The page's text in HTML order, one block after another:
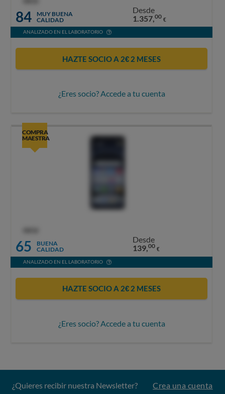
84
MUY BUENA
CALIDAD
Desde
1.357,00 €
ANALIZADO EN EL LABORATORIO
HAZTE SOCIO A 2€ 2 MESES
¿Eres socio? Accede a tu cuenta
COMPRA
MAESTRA
65
BUENA
CALIDAD
Desde
139,00 €
ANALIZADO EN EL LABORATORIO
HAZTE SOCIO A 2€ 2 MESES
¿Eres socio? Accede a tu cuenta
¿Quieres recibir nuestra Newsletter? Crea una cuenta